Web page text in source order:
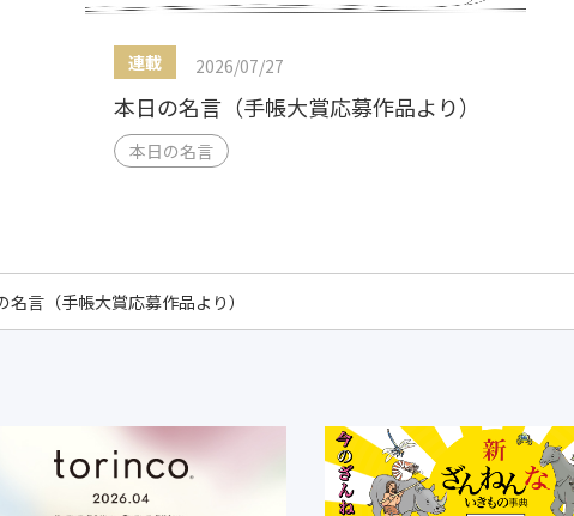
連載 2026/07/27
本日の名言（手帳大賞応募作品より）
本日の名言
名言（手帳大賞応募作品より）